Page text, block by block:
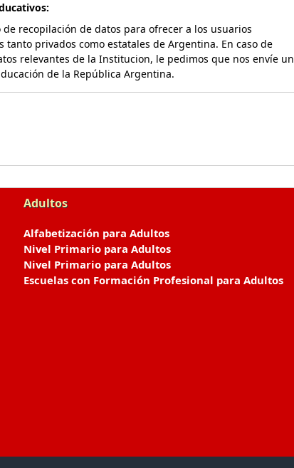
recopilación de datos para ofrecer a los usuarios
privados como estatales de Argentina. En caso de
relevantes de la Institucion, le pedimos que nos envíe un
de la República Argentina.
Adultos
Alfabetización para Adultos
Nivel Primario para Adultos
Nivel Primario para Adultos
Escuelas con Formación Profesional para Adultos